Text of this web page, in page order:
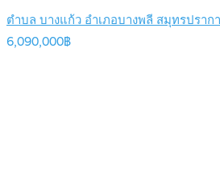
ตำบล บางแก้ว อำเภอบางพลี สมุทรปราก
6,090,000฿